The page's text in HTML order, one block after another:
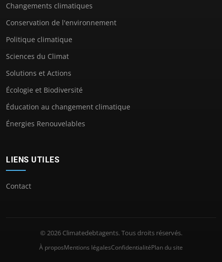
Changements climatiques
Conservation de l'environnement
Politique climatique
Sciences du Climat
Solutions et Actions
Écologie et Biodiversité
Éducation au changement climatique
Énergies Renouvelables
LIENS UTILES
Contact
© 2026 Climatedebtagents. Tous droits réservés.
À proposMentions légalesConfidentialitéPlan du site